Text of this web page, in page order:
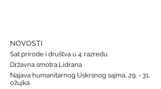
NOVOSTI
Sat prirode i društva u 4. razredu
Državna smotra Lidrana
Najava humanitarnog Uskrsnog sajma, 29. - 31.
ožujka